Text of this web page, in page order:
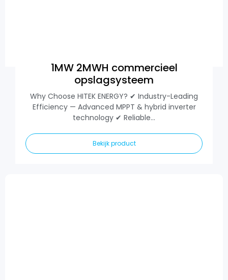
1MW 2MWH commercieel
opslagsysteem
Why Choose HITEK ENERGY? ✔ Industry-Leading
Efficiency — Advanced MPPT & hybrid inverter
technology ✔ Reliable...
Bekijk product